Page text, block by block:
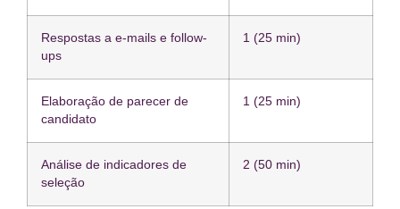
Respostas a e-mails e follow-
ups
1 (25 min)
Elaboração de parecer de
candidato
1 (25 min)
Análise de indicadores de
seleção
2 (50 min)